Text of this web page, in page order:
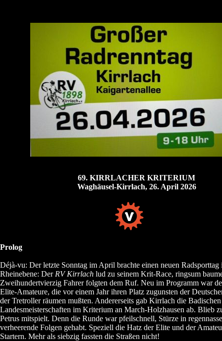
69. KIRRLACHER KRITERIUM
Waghäusel-Kirrlach, 26. April 2026
Prolog
Déjà-vu: Der letzte Sonntag im April brachte einen neuen Radsporttag
Rheinebene: Der RV Kirrlach lud zu seinem Krit-Race, ringsum
Zweihundertvierzig Fahrer folgten dem Ruf. Neu im Programm war
Elite-Amateure, die vor einem Jahr ihren Platz zugunsten der
der Tretroller räumen mußten. Andererseits gab Kirrlach die Badischen
Landesmeisterschaften im Kriterium an March-Holzhausen ab. Blieb
Petrus mitspielt. Denn die Runde war pfeilschnell, Stürze in
verheerende Folgen gehabt. Speziell die Hatz der Elite und der
Startern. Mehr als siebzig fassten die Straßen nicht!